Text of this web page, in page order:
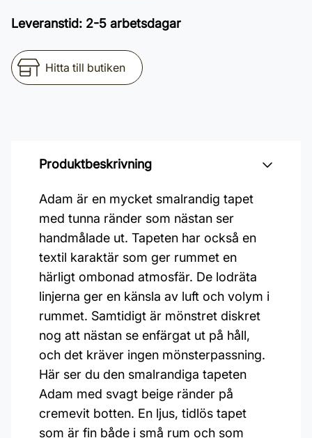
Leveranstid: 2-5 arbetsdagar
Hitta till butiken
Produktbeskrivning
Adam är en mycket smalrandig tapet
med tunna ränder som nästan ser
handmålade ut. Tapeten har också en
textil karaktär som ger rummet en
härligt ombonad atmosfär. De lodräta
linjerna ger en känsla av luft och volym i
rummet. Samtidigt är mönstret diskret
nog att nästan se enfärgat ut på håll,
och det kräver ingen mönsterpassning.
Här ser du den smalrandiga tapeten
Adam med svagt beige ränder på
cremevit botten. En ljus, tidlös tapet
som är fin både i små rum och som